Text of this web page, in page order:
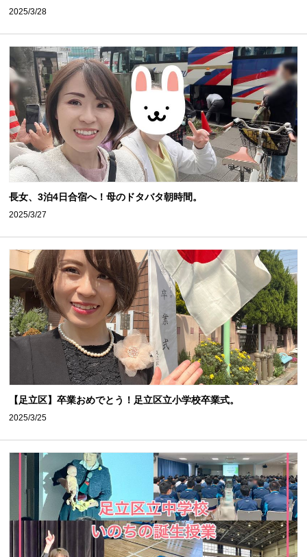
2025/3/28
長女、3泊4日合宿へ！母のドタバタ朝時間。
2025/3/27
【足立区】卒業おめでとう！足立区立小学校卒業式。
2025/3/25